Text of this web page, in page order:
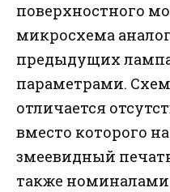
поверхностного
микросхема
предыдущих
параметрами.
отличается
вместо которого
змеевидный
также